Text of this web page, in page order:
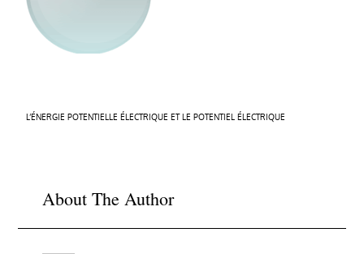
Navigation
L’ÉNERGIE POTENTIELLE ÉLECTRIQUE ET LE POTENTIEL ÉLECTRIQUE
About The Author